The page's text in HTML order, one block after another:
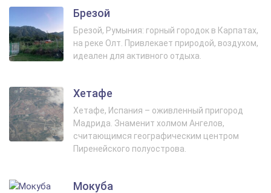
Брезой
Брезой, Румыния: горный городок в Карпатах,
на реке Олт. Привлекает природой, воздухом,
идеален для активного отдыха.
Хетафе
Хетафе, Испания – оживленный пригород
Мадрида. Знаменит холмом Ангелов,
считающимся географическим центром
Пиренейского полуострова.
Мокуба